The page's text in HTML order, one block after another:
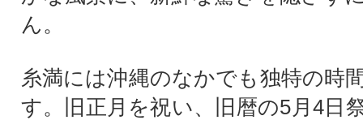
ん。
糸満には沖縄のなかでも独特の時
す。旧正月を祝い、旧暦の5月4日